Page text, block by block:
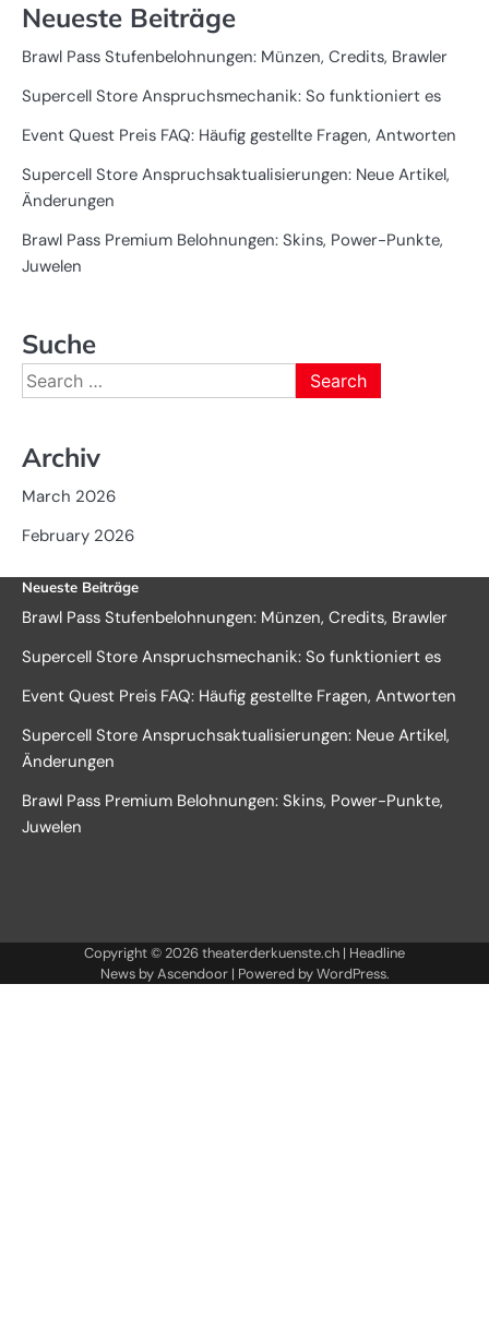
Neueste Beiträge
Brawl Pass Stufenbelohnungen: Münzen, Credits, Brawler
Supercell Store Anspruchsmechanik: So funktioniert es
Event Quest Preis FAQ: Häufig gestellte Fragen, Antworten
Supercell Store Anspruchsaktualisierungen: Neue Artikel,
Änderungen
Brawl Pass Premium Belohnungen: Skins, Power-Punkte,
Juwelen
Suche
Search
for:
Archiv
March 2026
February 2026
Neueste Beiträge
Brawl Pass Stufenbelohnungen: Münzen, Credits, Brawler
Supercell Store Anspruchsmechanik: So funktioniert es
Event Quest Preis FAQ: Häufig gestellte Fragen, Antworten
Supercell Store Anspruchsaktualisierungen: Neue Artikel,
Änderungen
Brawl Pass Premium Belohnungen: Skins, Power-Punkte,
Juwelen
Copyright © 2026theaterderkuenste.ch | Headline
News byAscendoor| Powered byWordPress.